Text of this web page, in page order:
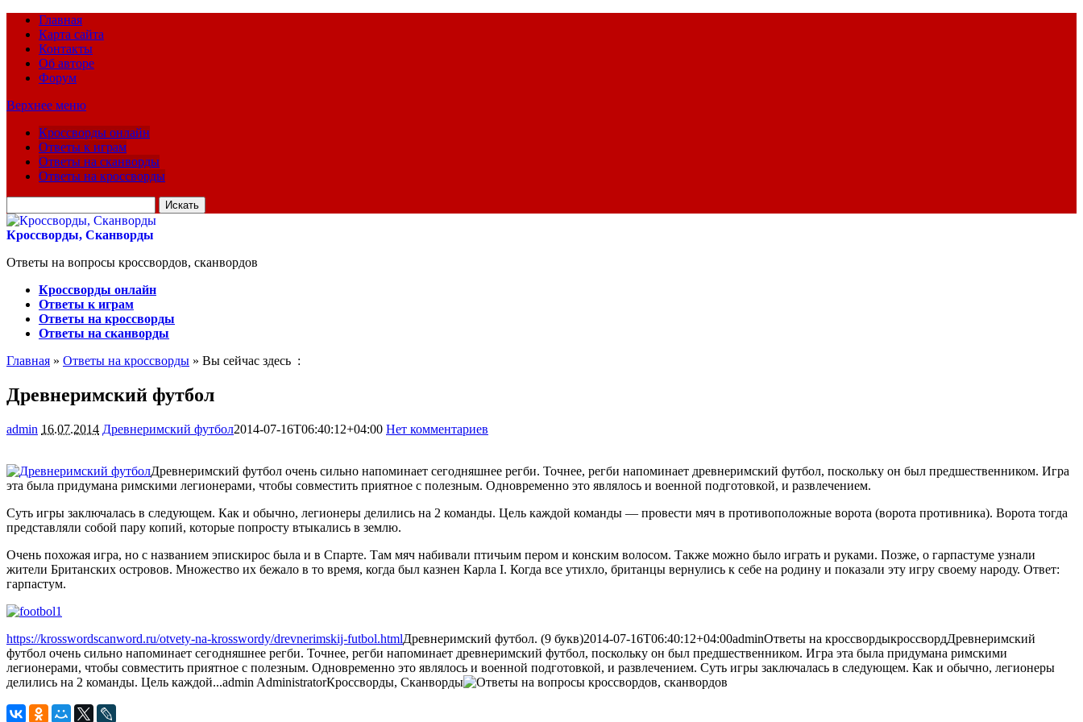
Главная
Карта сайта
Контакты
Об авторе
Форум
Верхнее меню
Кроссворды онлайн
Ответы к играм
Ответы на сканворды
Ответы на кроссворды
для:
Кроссворды, Сканворды
Ответы на вопросы кроссвордов, сканвордов
Кроссворды онлайн
Ответы к играм
Ответы на кроссворды
Ответы на сканворды
Главная » Ответы на кроссворды » Вы сейчас здесь :
Древнеримский футбол
admin 16.07.2014 Древнеримский футбол2014-07-16T06:40:12+04:00 Нет комментариев
Древнеримский футбол очень сильно напоминает сегодняшнее регби. Точнее, регби напоминает древнеримский футбол, поскольку он был предшественником. Игра
эта была придумана римскими легионерами, чтобы совместить приятное с полезным. Одновременно это являлось и военной подготовкой, и развлечением.
Суть игры заключалась в следующем. Как и обычно, легионеры делились на 2 команды. Цель каждой команды — провести мяч в противоположные ворота (ворота противника). Ворота тогда
представляли собой пару копий, которые попросту втыкались в землю.
Очень похожая игра, но с названием эпискирос была и в Спарте. Там мяч набивали птичьим пером и конским волосом. Также можно было играть и руками. Позже, о гарпастуме узнали
жители Британских островов. Множество их бежало в то время, когда был казнен Карла I. Когда все утихло, британцы вернулись к себе на родину и показали эту игру своему народу. Ответ:
гарпастум.
https://krosswordscanword.ru/otvety-na-krosswordy/drevnerimskij-futbol.htmlДревнеримский футбол. (9 букв)2014-07-16T06:40:12+04:00adminОтветы на кроссвордыкроссвордДревнеримский
футбол очень сильно напоминает сегодняшнее регби. Точнее, регби напоминает древнеримский футбол, поскольку он был предшественником. Игра эта была придумана римскими
легионерами, чтобы совместить приятное с полезным. Одновременно это являлось и военной подготовкой, и развлечением. Суть игры заключалась в следующем. Как и обычно, легионеры
делились на 2 команды. Цель каждой...admin AdministratorКроссворды, Сканворды